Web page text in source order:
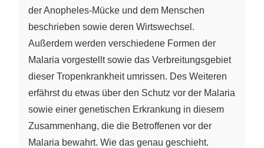
der Anopheles-Mücke und dem Menschen
beschrieben sowie deren Wirtswechsel.
Außerdem werden verschiedene Formen der
Malaria vorgestellt sowie das Verbreitungsgebiet
dieser Tropenkrankheit umrissen. Des Weiteren
erfährst du etwas über den Schutz vor der Malaria
sowie einer genetischen Erkrankung in diesem
Zusammenhang, die die Betroffenen vor der
Malaria bewahrt. Wie das genau geschieht.